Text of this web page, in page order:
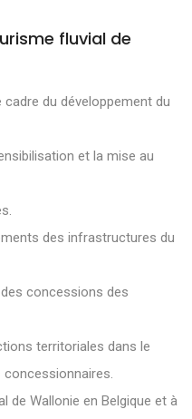
fluvial de
du développement du
et la mise au
des infrastructures du
concessions des
territoriales dans le
de Wallonie en Belgique et à